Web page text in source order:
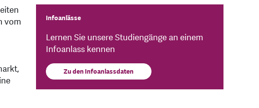
vom
Infoanlässe
Lernen Sie unsere Studiengänge an einem
Infoanlass kennen
Zu den Infoanlassdaten